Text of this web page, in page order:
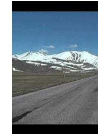
Serie A si conferma un
nazionale, stimato in
effetti diretti, indiretti e
130.000 posti di lavoro.
particolarmente ricca di
ha conquistato il suo
trionfo, un successo
notevole anche sui conti